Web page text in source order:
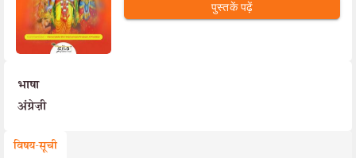
पुस्तकें पढ़ें
भाषा
अंग्रेज़ी
विषय-सूची